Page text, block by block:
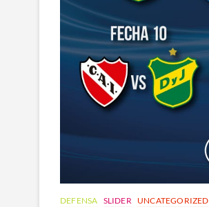
DEFENSA SLIDER UNCATEGORIZED